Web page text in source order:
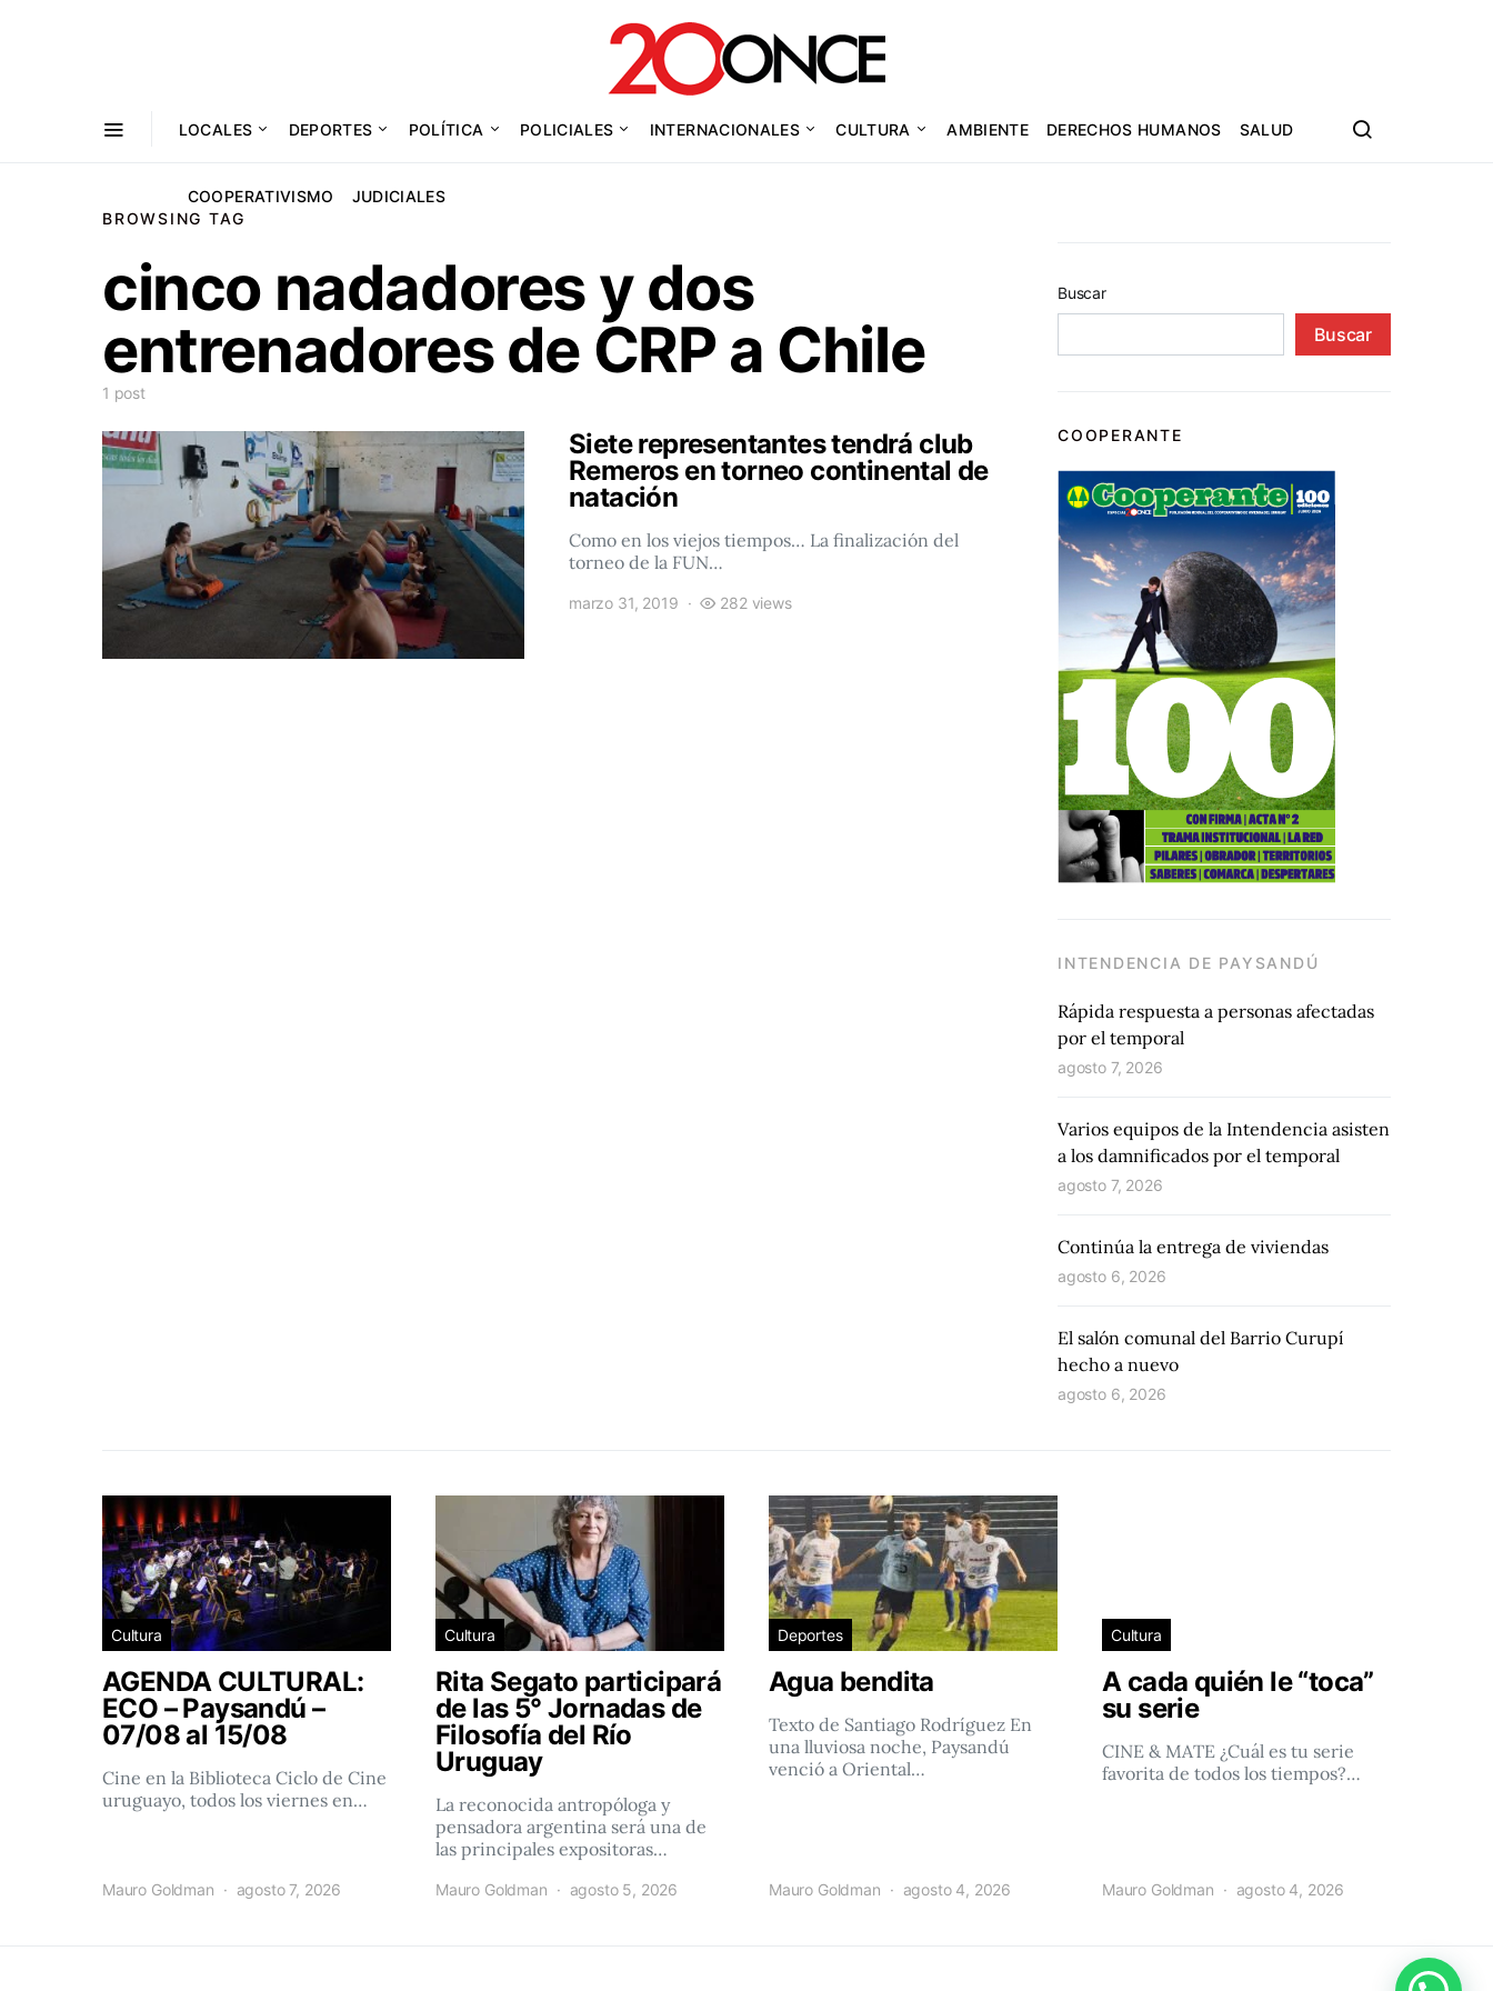
LOCALES DEPORTES POLÍTICA POLICIALES INTERNACIONALES CULTURA AMBIENTE DERECHOS HUMANOS SALUD
COOPERATIVISMO
JUDICIALES
BROWSING TAG
cinco nadadores y dos
entrenadores de CRP a Chile
1 post
Siete representantes tendrá club
Remeros en torneo continental de
natación
Como en los viejos tiempos… La finalización del
torneo de la FUN…
marzo 31, 2019 282 views
Buscar
Buscar
COOPERANTE
INTENDENCIA DE PAYSANDÚ
Rápida respuesta a personas afectadas
por el temporal
agosto 7, 2026
Varios equipos de la Intendencia asisten
a los damnificados por el temporal
agosto 7, 2026
Continúa la entrega de viviendas
agosto 6, 2026
El salón comunal del Barrio Curupí
hecho a nuevo
agosto 6, 2026
Cultura
AGENDA CULTURAL:
ECO – Paysandú –
07/08 al 15/08
Cine en la Biblioteca Ciclo de Cine
uruguayo, todos los viernes en…
Mauro Goldman agosto 7, 2026
Cultura
Rita Segato participará
de las 5° Jornadas de
Filosofía del Río
Uruguay
La reconocida antropóloga y
pensadora argentina será una de
las principales expositoras…
Mauro Goldman agosto 5, 2026
Deportes
Agua bendita
Texto de Santiago Rodríguez En
una lluviosa noche, Paysandú
venció a Oriental…
Mauro Goldman agosto 4, 2026
Cultura
A cada quién le “toca”
su serie
CINE & MATE ¿Cuál es tu serie
favorita de todos los tiempos?…
Mauro Goldman agosto 4, 2026